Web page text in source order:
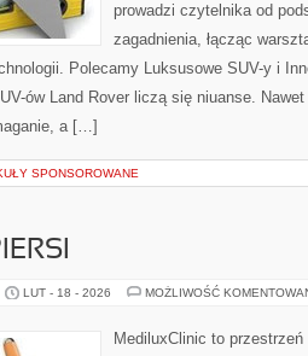
prowadzi czytelnika od
zagadnienia, łącząc
Polecamy Luksusowe SUV-y i
ów Land Rover liczą się niuanse.
a […]
SPONSOROWANE
LUT - 18 - 2026 MOŻLIWOŚĆ
MediluxClinic to